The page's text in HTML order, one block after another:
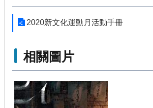
2020新文化運動月活動手冊
相關圖片